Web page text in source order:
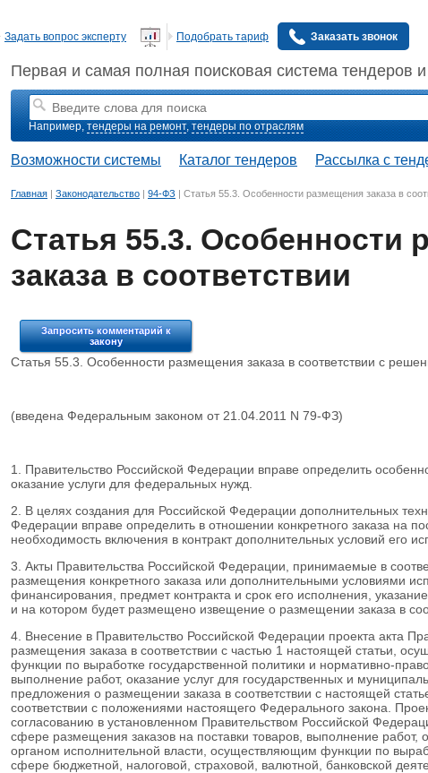
Задать вопрос эксперту Подобрать тариф Заказать звонок
Первая и самая полная поисковая система тендеров
Например,тендеры на ремонт,тендеры по отраслям
Возможности системы Каталог тендеров Рассылка с
Главная | Законодательство | 94-ФЗ | Статья 55.3. Особенности размещения заказа в
Статья 55.3. Особенности
заказа в соответствии
Запросить комментарий к
закону
Статья 55.3. Особенности размещения заказа в соответствии с
(введена Федеральным законом от 21.04.2011 N 79-ФЗ)
1. Правительство Российской Федерации вправе определить
оказание услуги для федеральных нужд.
2. В целях создания для Российской Федерации дополнительных
Федерации вправе определить в отношении конкретного заказа на
необходимость включения в контракт дополнительных условий его
3. Акты Правительства Российской Федерации, принимаемые в
размещения конкретного заказа или дополнительными условиями
финансирования, предмет контракта и срок его исполнения,
и на котором будет размещено извещение о размещении заказа в
4. Внесение в Правительство Российской Федерации проекта акта
размещения заказа в соответствии с частью 1 настоящей статьи,
функции по выработке государственной политики и нормативно-
выполнение работ, оказание услуг для государственных и
предложения о размещении заказа в соответствии с настоящей
соответствии с положениями настоящего Федерального закона.
согласованию в установленном Правительством Российской
сфере размещения заказов на поставки товаров, выполнение
органом исполнительной власти, осуществляющим функции по
сфере бюджетной, налоговой, страховой, валютной, банковской